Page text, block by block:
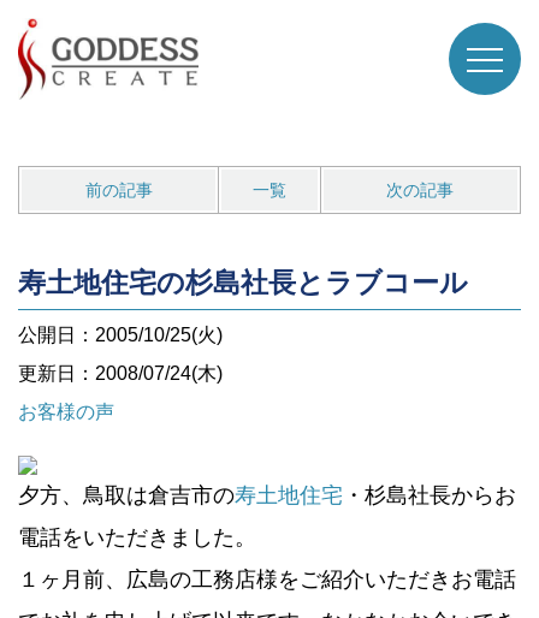
前の記事 一覧 次の記事
寿土地住宅の杉島社長とラブコール
公開日：2005/10/25(火)
更新日：2008/07/24(木)
お客様の声
夕方、鳥取は倉吉市の寿土地住宅 ・杉島社長からお
電話をいただきました。
１ヶ月前、広島の工務店様をご紹介いただきお電話